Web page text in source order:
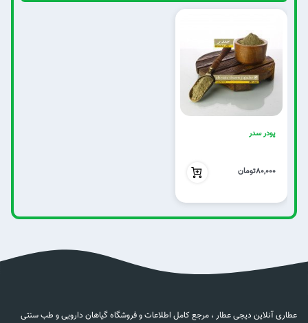
پودر سدر
80,000تومان
عطاری آنلاین دیجی عطار ، مرجع کامل اطلاعات و فروشگاه گیاهان دارویی و طب سنتی